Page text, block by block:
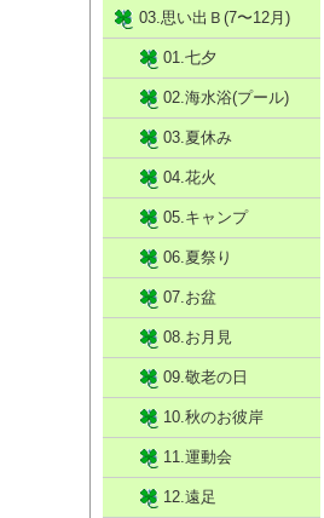
03.思い出Ｂ(7〜12月)
01.七夕
02.海水浴(プール)
03.夏休み
04.花火
05.キャンプ
06.夏祭り
07.お盆
08.お月見
09.敬老の日
10.秋のお彼岸
11.運動会
12.遠足